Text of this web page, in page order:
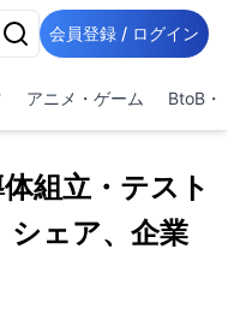
会員登録 / ログイン
アニメ・ゲーム BtoB・
組立・テスト
シェア、企業